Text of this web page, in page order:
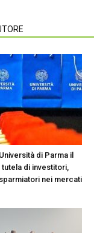
di Parma il
tutela di investitori,
nei mercati